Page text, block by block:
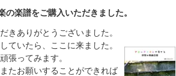
の楽譜をご購入いただきました。
きありがとうございました。
ていたら、ここに来ました。
張ってみます。
たお願いすることができれば